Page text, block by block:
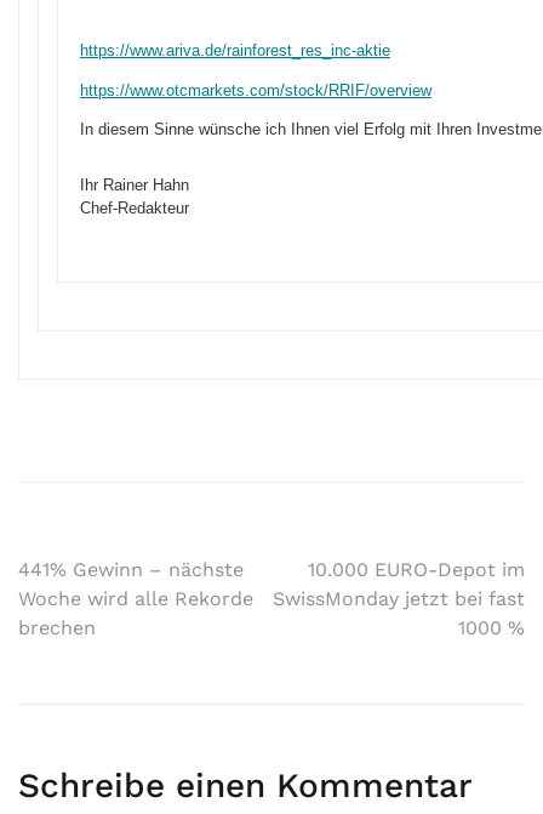
https://www.ariva.de/rainforest_res_inc-aktie
https://www.otcmarkets.com/stock/RRIF/overview
In diesem Sinne wünsche ich Ihnen viel Erfolg mit Ihren
Ihr Rainer Hahn
Chef-Redakteur
441% Gewinn – nächste
Woche wird alle Rekorde
brechen
10.000 EURO-Depot im
SwissMonday jetzt bei fast
1000 %
Schreibe einen Kommentar